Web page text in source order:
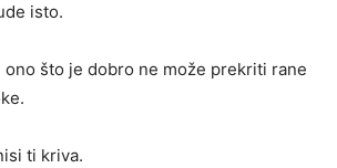
isto.
ono što je dobro ne može prekriti rane
ti kriva.